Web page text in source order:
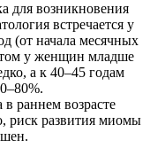
для возникновения
встречается у
(от начала месячных
у женщин младше
а к 40–45 годам
раннем возрасте
риск развития миомы